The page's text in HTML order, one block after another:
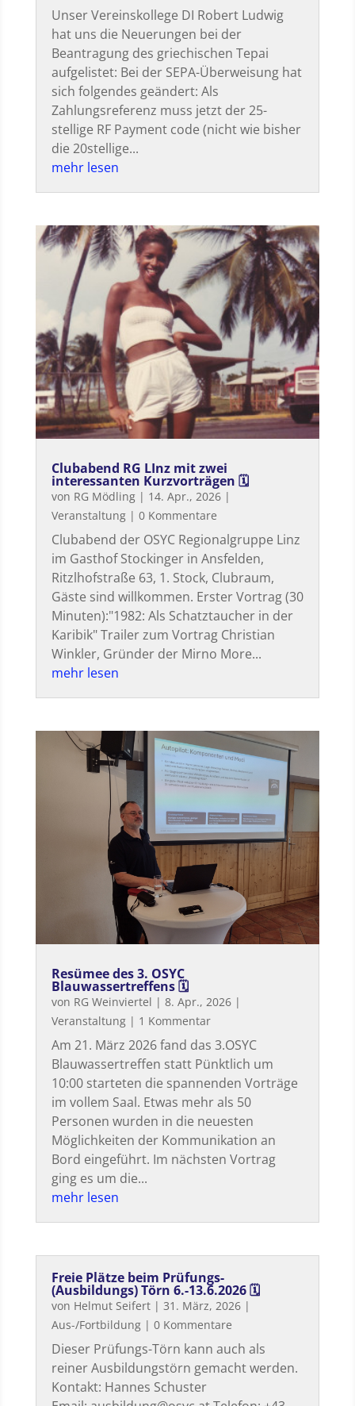
Unser Vereinskollege DI Robert Ludwig
hat uns die Neuerungen bei der
Beantragung des griechischen Tepai
aufgelistet: Bei der SEPA-Überweisung hat
sich folgendes geändert: Als
Zahlungsreferenz muss jetzt der 25-
stellige RF Payment code (nicht wie bisher
die 20stellige...
mehr lesen
Clubabend RG LInz mit zwei
interessanten Kurzvorträgen 🗓
von RG Mödling| 14. Apr., 2026|
Veranstaltung| 0 Kommentare
Clubabend der OSYC Regionalgruppe Linz
im Gasthof Stockinger in Ansfelden,
Ritzlhofstraße 63, 1. Stock, Clubraum,
Gäste sind willkommen. Erster Vortrag (30
Minuten):"1982: Als Schatztaucher in der
Karibik" Trailer zum Vortrag Christian
Winkler, Gründer der Mirno More...
mehr lesen
Resümee des 3. OSYC
Blauwassertreffens 🗓
von RG Weinviertel | 8. Apr., 2026|
Veranstaltung| 1 Kommentar
Am 21. März 2026 fand das 3.OSYC
Blauwassertreffen statt Pünktlich um
10:00 starteten die spannenden Vorträge
im vollem Saal. Etwas mehr als 50
Personen wurden in die neuesten
Möglichkeiten der Kommunikation an
Bord eingeführt. Im nächsten Vortrag
ging es um die...
mehr lesen
Freie Plätze beim Prüfungs-
(Ausbildungs) Törn 6.-13.6.2026 🗓
von Helmut Seifert| 31. März, 2026|
Aus-/Fortbildung| 0 Kommentare
Dieser Prüfungs-Törn kann auch als
reiner Ausbildungstörn gemacht werden.
Kontakt: Hannes Schuster